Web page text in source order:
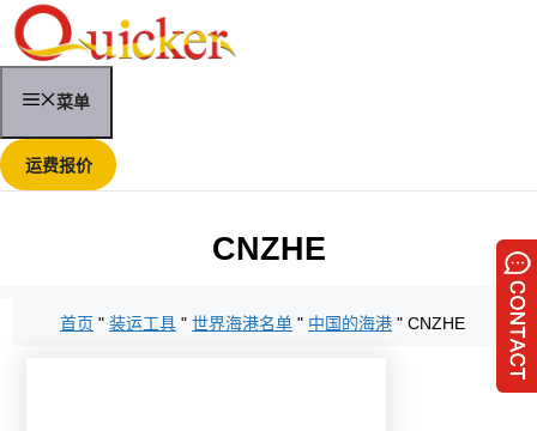
跳
至
内
菜单
运费报价
CNZHE
首页 " 装运工具 " 世界海港名单 " 中国的海港 " CNZHE